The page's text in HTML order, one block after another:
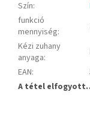
Szín:
funkció
mennyiség:
Kézi zuhany
anyaga:
EAN:
A tétel